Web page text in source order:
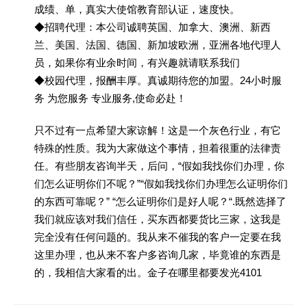
成绩、单，真实大使馆教育部认证，速度快。
◆招聘代理：本公司诚聘英国、加拿大、澳洲、新西
兰、美国、法国、德国、新加坡欧洲，亚洲各地代理人
员，如果你有业余时间，有兴趣就请联系我们
◆校园代理，报酬丰厚。真诚期待您的加盟。24小时服
务 为您服务 专业服务,使命必赴！
只不过有一点希望大家谅解！这是一个灰色行业，有它
特殊的性质。我为大家做这个事情，担着很重的法律责
任。有些朋友咨询半天，后问，“假如我找你们办理，你
们怎么证明你们不呢？”“假如我找你们办理怎么证明你们
的东西可靠呢？” “怎么证明你们是好人呢？“.既然选择了
我们就应该对我们信任，买东西都要货比三家，这我是
完全没有任何问题的。我从来不催我的客户一定要在我
这里办理，也从来不客户多咨询几家，毕竟谁的东西是
的，我相信大家看的出。金子在哪里都要发光4101